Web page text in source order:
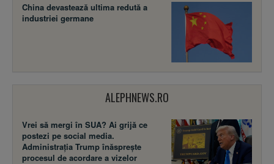
China devastează ultima redută a
industriei germane
ALEPHNEWS.RO
Vrei să mergi în SUA? Ai grijă ce
postezi pe social media.
Administrația Trump înăsprește
procesul de acordare a vizelor